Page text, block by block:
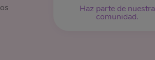
Haz parte de nuestra
comunidad.